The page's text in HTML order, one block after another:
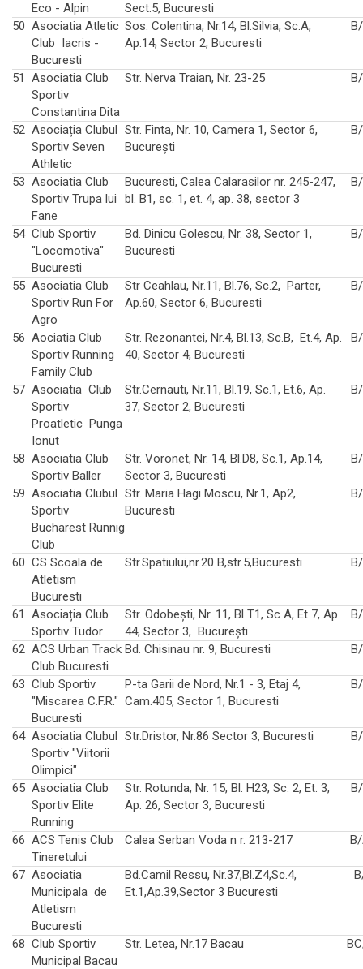
Eco - Alpin
Sect.5, Bucuresti
50 Asociatia Atletic
Club Iacris -
Bucuresti
Sos. Colentina, Nr.14, Bl.Silvia, Sc.A,
Ap.14, Sector 2, Bucuresti
51
Asociatia Club
Sportiv
Constantina Dita
Str. Nerva Traian, Nr. 23-25
52 Asociația Clubul
Sportiv Seven
Athletic
Str. Finta, Nr. 10, Camera 1, Sector 6,
București
53 Asociatia Club
Sportiv Trupa lui
Fane
Bucuresti, Calea Calarasilor nr. 245-247,
bl. B1, sc. 1, et. 4, ap. 38, sector 3
54 Club Sportiv
"Locomotiva"
Bucuresti
Bd. Dinicu Golescu, Nr. 38, Sector 1,
Bucuresti
55 Asociatia Club
Sportiv Run For
Agro
Str Ceahlau, Nr.11, Bl.76, Sc.2, Parter,
Ap.60, Sector 6, Bucuresti
56 Aociatia Club
Sportiv Running
Family Club
Str. Rezonantei, Nr.4, Bl.13, Sc.B, Et.4, Ap.
40, Sector 4, Bucuresti
57 Asociatia Club
Sportiv
Proatletic Punga
Ionut
Str.Cernauti, Nr.11, Bl.19, Sc.1, Et.6, Ap.
37, Sector 2, Bucuresti
58 Asociatia Club
Sportiv Baller
Str. Voronet, Nr. 14, Bl.D8, Sc.1, Ap.14,
Sector 3, Bucuresti
59 Asociatia Clubul
Sportiv
Bucharest Runnig
Club
Str. Maria Hagi Moscu, Nr.1, Ap2,
Bucuresti
60 CS Scoala de
Atletism
Bucuresti
Str.Spatiului,nr.20 B,str.5,Bucuresti
61
Asociația Club
Sportiv Tudor
Str. Odobești, Nr. 11, Bl T1, Sc A, Et 7, Ap
44, Sector 3, București
62 ACS Urban Track
Club Bucuresti
Bd. Chisinau nr. 9, Bucuresti
63 Club Sportiv
"Miscarea C.F.R."
Bucuresti
P-ta Garii de Nord, Nr.1 - 3, Etaj 4,
Cam.405, Sector 1, Bucuresti
64 Asociatia Clubul
Sportiv "Viitorii
Olimpici"
Str.Dristor, Nr.86 Sector 3, Bucuresti
65 Asociatia Club
Sportiv Elite
Running
Str. Rotunda, Nr. 15, Bl. H23, Sc. 2, Et. 3,
Ap. 26, Sector 3, Bucuresti
66 ACS Tenis Club
Tineretului
Calea Serban Voda n r. 213-217
67 Asociatia
Municipala de
Atletism
Bucuresti
Bd.Camil Ressu, Nr.37,Bl.Z4,Sc.4,
Et.1,Ap.39,Sector 3 Bucuresti
68 Club Sportiv
Municipal Bacau
Str. Letea, Nr.17 Bacau